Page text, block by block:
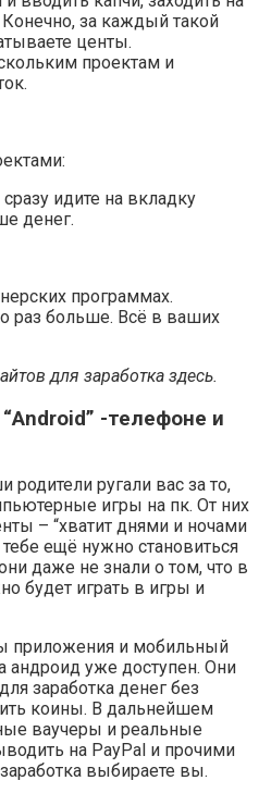
за каждый такой
центы.
проектам и
идите на вкладку
денег.
программах.
раз больше. Всё в ваших
для заработка здесь.
-телефоне и
родители ругали вас за то,
игры на пк. От них
– “хватит днями и ночами
ещё нужно становиться
даже не знали о том, что в
будет играть в игры и
приложения и мобильный
андроид уже доступен. Они
заработка денег без
коины. В дальнейшем
ваучеры и реальные
на PayPal и прочими
выбираете вы.